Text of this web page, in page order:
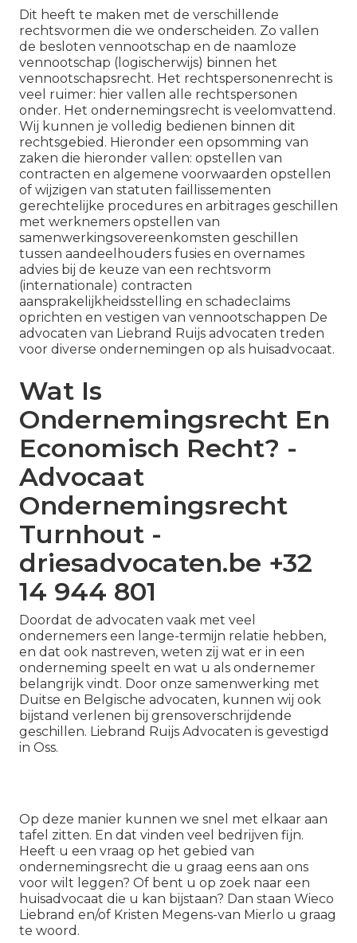
Dit heeft te maken met de verschillende
rechtsvormen die we onderscheiden. Zo vallen
de besloten vennootschap en de naamloze
vennootschap (logischerwijs) binnen het
vennootschapsrecht. Het rechtspersonenrecht is
veel ruimer: hier vallen alle rechtspersonen
onder. Het ondernemingsrecht is veelomvattend.
Wij kunnen je volledig bedienen binnen dit
rechtsgebied. Hieronder een opsomming van
zaken die hieronder vallen: opstellen van
contracten en algemene voorwaarden opstellen
of wijzigen van statuten faillissementen
gerechtelijke procedures en arbitrages geschillen
met werknemers opstellen van
samenwerkingsovereenkomsten geschillen
tussen aandeelhouders fusies en overnames
advies bij de keuze van een rechtsvorm
(internationale) contracten
aansprakelijkheidsstelling en schadeclaims
oprichten en vestigen van vennootschappen De
advocaten van Liebrand Ruijs advocaten treden
voor diverse ondernemingen op als huisadvocaat.
Wat Is
Ondernemingsrecht En
Economisch Recht? -
Advocaat
Ondernemingsrecht
Turnhout -
driesadvocaten.be +32
14 944 801
Doordat de advocaten vaak met veel
ondernemers een lange-termijn relatie hebben,
en dat ook nastreven, weten zij wat er in een
onderneming speelt en wat u als ondernemer
belangrijk vindt. Door onze samenwerking met
Duitse en Belgische advocaten, kunnen wij ook
bijstand verlenen bij grensoverschrijdende
geschillen. Liebrand Ruijs Advocaten is gevestigd
in Oss.
Op deze manier kunnen we snel met elkaar aan
tafel zitten. En dat vinden veel bedrijven fijn.
Heeft u een vraag op het gebied van
ondernemingsrecht die u graag eens aan ons
voor wilt leggen? Of bent u op zoek naar een
huisadvocaat die u kan bijstaan? Dan staan Wieco
Liebrand en/of Kristen Megens-van Mierlo u graag
te woord.